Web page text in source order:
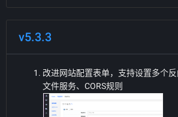
v5.3.3
改进网站配置表单，支持设置多个反
文件服务、CORS规则